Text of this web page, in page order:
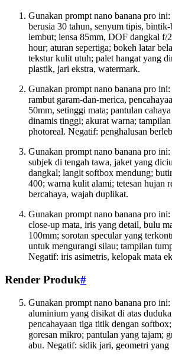
Gunakan prompt nano banana pro
berusia 30 tahun, senyum tipis,
lembut; lensa 85mm, DOF dangkal f/
hour; aturan sepertiga; bokeh latar
tekstur kulit utuh; palet hangat yang
plastik, jari ekstra, watermark.
Gunakan prompt nano banana pro
rambut garam-dan-merica,
50mm, setinggi mata; pantulan
dinamis tinggi; akurat warna;
photoreal. Negatif: penghalusan
Gunakan prompt nano banana pro
subjek di tengah tawa, jaket yang
dangkal; langit softbox mendung;
400; warna kulit alami; tetesan hujan
bercahaya, wajah duplikat.
Gunakan prompt nano banana pro
close-up mata, iris yang detail, bulu
100mm; sorotan specular yang
untuk mengurangi silau; tampilan
Negatif: iris asimetris, kelopak mata
Render Produk#
Gunakan prompt nano banana pro
aluminium yang disikat di atas
pencahayaan tiga titik dengan
goresan mikro; pantulan yang tajam;
abu. Negatif: sidik jari, geometri yang